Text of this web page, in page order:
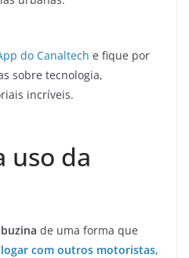
do Canaltech e fique por
sobre tecnologia,
incríveis.
uso da
buzina de uma forma que
com outros motoristas,